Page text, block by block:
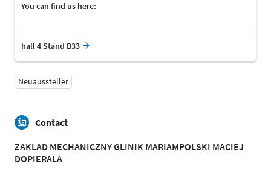
You can find us here:
hall 4 Stand B33
Neuaussteller
Contact
ZAKLAD MECHANICZNY GLINIK MARIAMPOLSKI MACIEJ
DOPIERALA